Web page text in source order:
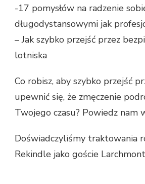
-17 pomysłów na radzenie
długodystansowymi jak
– Jak szybko przejść przez
lotniska
Co robisz, aby szybko przejść
upewnić się, że zmęczenie
Twojego czasu? Powiedz nam
Doświadczyliśmy traktowania
Rekindle jako goście